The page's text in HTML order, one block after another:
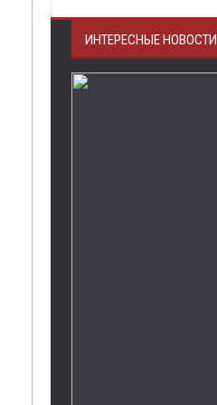
ИНТЕРЕСНЫЕ НОВОСТИ